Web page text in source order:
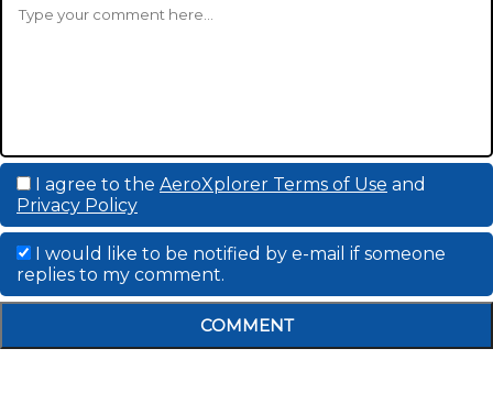
I agree to the AeroXplorer Terms of Use and
Privacy Policy
I would like to be notified by e-mail if someone
replies to my comment.
COMMENT